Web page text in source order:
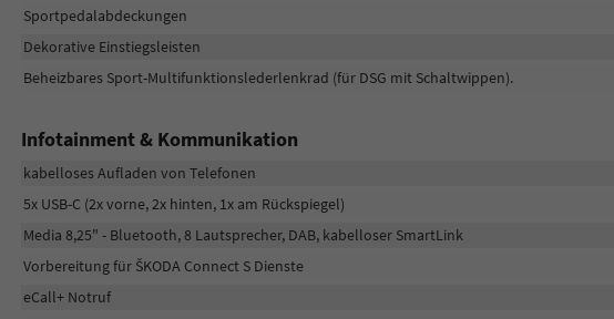
Sportpedalabdeckungen
Dekorative Einstiegsleisten
Beheizbares Sport-Multifunktionslederlenkrad (für DSG mit Schaltwippen).
Infotainment & Kommunikation
kabelloses Aufladen von Telefonen
5x USB-C (2x vorne, 2x hinten, 1x am Rückspiegel)
Media 8,25" - Bluetooth, 8 Lautsprecher, DAB, kabelloser SmartLink
Vorbereitung für ŠKODA Connect S Dienste
eCall+ Notruf